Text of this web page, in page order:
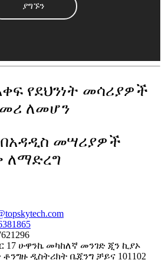
ያግኙን
የደህንነት መሳሪያዎች
ለመሆን
በአዳዲስ መሣሪያዎች
ለማድረግ
17 ሁዋንኬ መካከለኛ መንገድ ጂን ኪያኦ
ዲስትሪክት ቤጂንግ ቻይና 101102